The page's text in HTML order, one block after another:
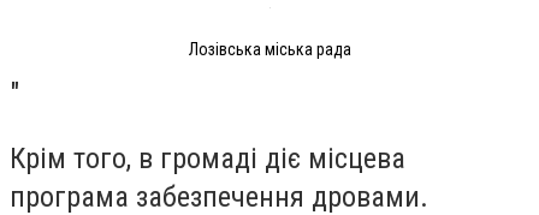
Лозівська міська рада
"
Крім того, в громаді діє місцева
програма забезпечення дровами.